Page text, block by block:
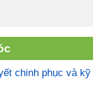
chinh phục và kỹ